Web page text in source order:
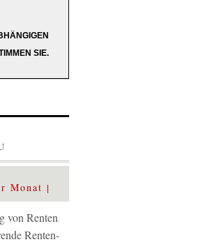
SIE.
Monat
von Renten
Renten-